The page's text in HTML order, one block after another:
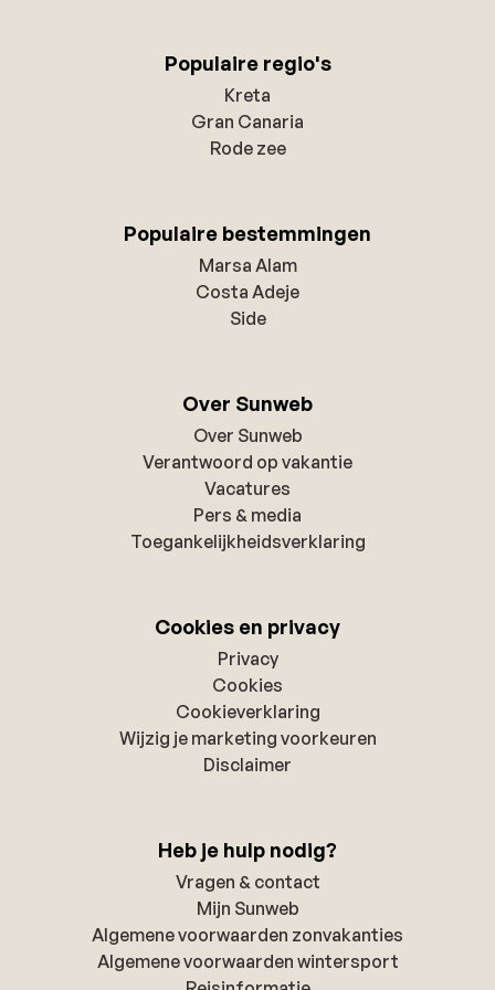
Populaire regio's
Kreta
Gran Canaria
Rode zee
Populaire bestemmingen
Marsa Alam
Costa Adeje
Side
Over Sunweb
Over Sunweb
Verantwoord op vakantie
Vacatures
Pers & media
Toegankelijkheidsverklaring
Cookies en privacy
Privacy
Cookies
Cookieverklaring
Wijzig je marketing voorkeuren
Disclaimer
Heb je hulp nodig?
Vragen & contact
Mijn Sunweb
Algemene voorwaarden zonvakanties
Algemene voorwaarden wintersport